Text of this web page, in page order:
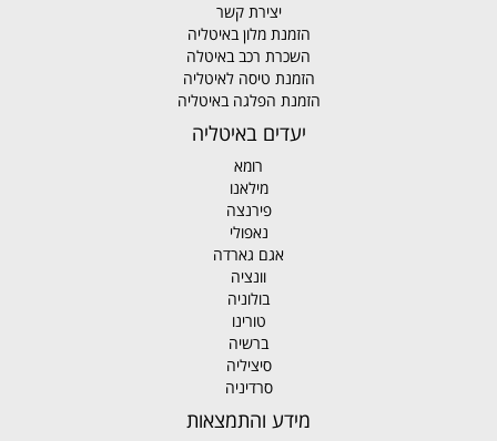
יצירת קשר
הזמנת מלון באיטליה
השכרת רכב באיטלה
הזמנת טיסה לאיטליה
הזמנת הפלגה באיטליה
יעדים באיטליה
רומא
מילאנו
פירנצה
נאפולי
אגם גארדה
וונציה
בולוניה
טורינו
ברשיה
סיציליה
סרדיניה
מידע והתמצאות